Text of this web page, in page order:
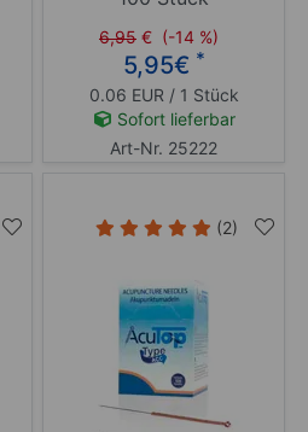
6,95 € (-14 %)
5,95€ *
0.06 EUR / 1 Stück
Sofort lieferbar
Art-Nr. 25222
(2)